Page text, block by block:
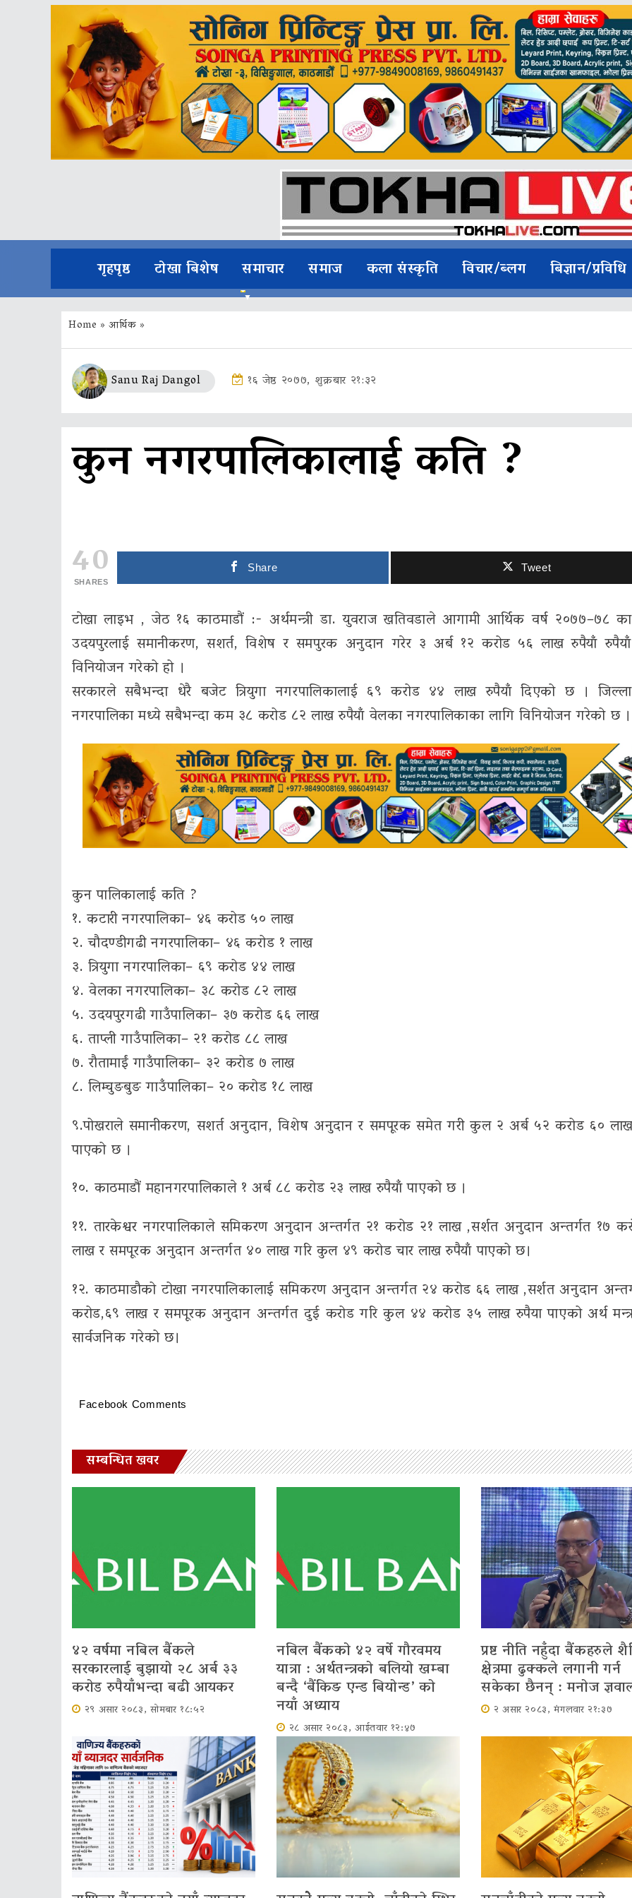
गृहपृष्ठ टोखा बिशेष समाचार समाज कला संस्कृति विचार/ब्लग बिज्ञान/प्रविधि
Home »आर्थिक »
Sanu Raj Dangol १६ जेष्ठ २०७७, शुक्रबार २१:३२
कुन नगरपालिकालाई कति ?
40
SHARES
Share Tweet
टाेखा लाइभ , जेठ १६ काठमाडौं :- अर्थमन्त्री डा. युवराज खतिवडाले आगामी आर्थिक वर्ष २०७७–७८
उदयपुरलाई समानीकरण, सशर्त, विशेष र समपुरक अनुदान गरेर ३ अर्ब १२ करोड ५६ लाख रुपैयाँ
विनियोजन गरेको हो ।
सरकारले सबैभन्दा धेरै बजेट त्रियुगा नगरपालिकालाई ६९ करोड ४४ लाख रुपैयाँ दिएको छ ।
नगरपालिका मध्ये सबैभन्दा कम ३८ करोड ८२ लाख रुपैयाँ वेलका नगरपालिकाका लागि विनियोजन गरेको छ ।
कुन पालिकालाई कति ?
१. कटारी नगरपालिका– ४६ करोड ५० लाख
२. चौदण्डीगढी नगरपालिका– ४६ करोड १ लाख
३. त्रियुगा नगरपालिका– ६९ करोड ४४ लाख
४. वेलका नगरपालिका– ३८ करोड ८२ लाख
५. उदयपुरगढी गाउँपालिका– ३७ करोड ६६ लाख
६. ताप्ली गाउँपालिका– २१ करोड ८८ लाख
७. रौतामाईं गाउँपालिका– ३२ करोड ७ लाख
८. लिम्चुङबुङ गाउँपालिका– २० करोड १८ लाख
९.पोखराले समानीकरण, सशर्त अनुदान, विशेष अनुदान र समपूरक समेत गरी कुल २ अर्ब ५२ करोड ६०
पाएको छ ।
१०. काठमाडौं महानगरपालिकाले १ अर्ब ८८ करोड २३ लाख रुपैयाँ पाएको छ ।
११. तारकेश्वर नगरपालिकाले समिकरण अनुदान अन्तर्गत २१ करोड २१ लाख ,सर्शत अनुदान अन्तर्गत १७
लाख र समपूरक अनुदान अन्तर्गत ४० लाख गरि कुल ४९ करोड चार लाख रुपैयाँ पाएको छ।
१२. काठमाडौको टोखा नगरपालिकालाई समिकरण अनुदान अन्तर्गत २४ करोड ६६ लाख ,सर्शत अनुदान
करोड,६९ लाख र समपूरक अनुदान अन्तर्गत दुई करोड गरि कुल ४४ करोड ३५ लाख रुपैया पाएको अर्थ
सार्वजनिक गरेको छ।
Facebook Comments
सम्बन्धित खवर
४२ वर्षमा नबिल बैंकले
सरकारलाई बुझायो २८ अर्ब ३३
करोड रुपैयाँभन्दा बढी आयकर
२९ असार २०८३, सोमबार १८:५२
नबिल बैंकको ४२ वर्षे गौरवमय
यात्रा : अर्थतन्त्रको बलियो खम्बा
बन्दै ‘बैंकिङ एन्ड बियोन्ड’ को
नयाँ अध्याय
२८ असार २०८३, आईतवार १२:४७
प्रष्ट नीति नहुँदा बैंकहरुले
क्षेत्रमा ढुक्कले लगानी गर्न
सकेका छैनन् : मनोज
२ असार २०८३, मंगलवार २१:३७